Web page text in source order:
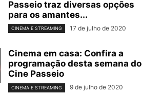
Passeio traz diversas opções
para os amantes...
CINEMA E STREAMING 17 de julho de 2020
Cinema em casa: Confira a
programação desta semana do
Cine Passeio
CINEMA E STREAMING 9 de julho de 2020